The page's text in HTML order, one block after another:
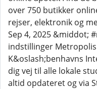
over 750 butikker
rejser, elektronik og
Sep 4, 2025 &middot;
indstillinger
K&oslash;benhavns
dig vej til alle lokale
altid opdateret og via